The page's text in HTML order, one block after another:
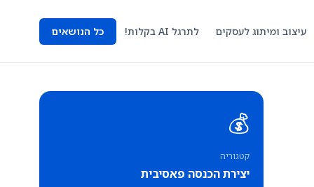
עיצוב ומיתוג לעסקים לתרגל AI בקלות! כל הנושאים
💰
קטגוריה
יצירת הכנסה פאסיבית